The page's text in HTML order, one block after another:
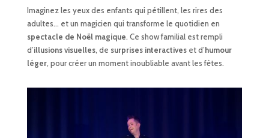
Imaginez les yeux des enfants qui pétillent, les rires des
adultes… et un magicien qui transforme le quotidien en
spectacle de Noël magique. Ce show familial est rempli
d’illusions visuelles, de surprises interactiveset d’humour
léger, pour créer un moment inoubliable avant les fêtes.